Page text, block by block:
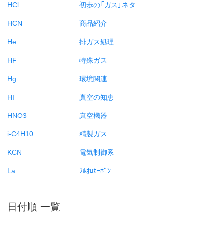
HCl
HCN
He
HF
Hg
HI
HNO3
i-C4H10
KCN
La
初歩の「ガス」ネタ
商品紹介
排ガス処理
特殊ガス
環境関連
真空の知恵
真空機器
精製ガス
電気制御系
ﾌﾙｵﾛｶｰﾎﾞﾝ
日付順 一覧